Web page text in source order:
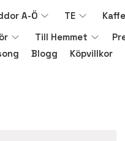
A-Ö TE
Till Hemmet
Blogg Köpvillkor